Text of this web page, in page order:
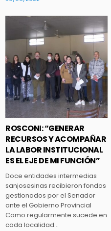
in
ROSCONI: “GENERAR
RECURSOS Y ACOMPAÑAR
LA LABOR INSTITUCIONAL
ES EL EJE DE MI FUNCIÓN”
Doce entidades intermedias
sanjosesinas recibieron fondos
gestionados por el Senador
ante el Gobierno Provincial
Como regularmente sucede en
cada localidad…